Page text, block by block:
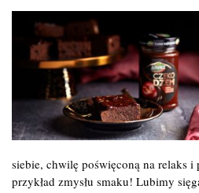
siebie, chwilę poświęconą na relaks
przykład zmysłu smaku! Lubimy